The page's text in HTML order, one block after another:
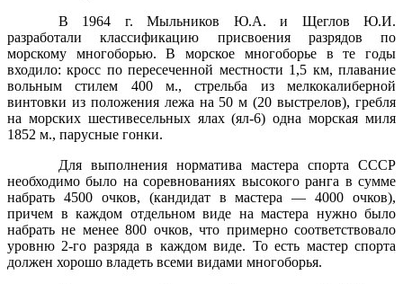
В 1964 г. Мыльников Ю.А. и Щеглов Ю.И.
разработали классификацию присвоения разрядов по
морскому многоборью. В морское многоборье в те годы
входило: кросс по пересеченной местности 1,5 км, плавание
вольным стилем 400 м., стрельба из мелкокалиберной
винтовки из положения лежа на 50 м (20 выстрелов), гребля
на морских шестивесельных ялах (ял-6) одна морская миля
1852 м., парусные гонки.
Для выполнения норматива мастера спорта СССР
необходимо было на соревнованиях высокого ранга в сумме
набрать 4500 очков, (кандидат в мастера — 4000 очков),
причем в каждом отдельном виде на мастера нужно было
набрать не менее 800 очков, что примерно соответствовало
уровню 2-го разряда в каждом виде. То есть мастер спорта
должен хорошо владеть всеми видами многоборья.